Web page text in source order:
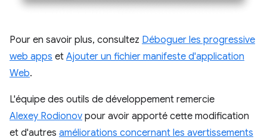
Pour en savoir plus, consultez Déboguer les progressive
web apps et Ajouter un fichier manifeste d'application
Web.
L'équipe des outils de développement remercie
Alexey Rodionov pour avoir apporté cette modification
et d'autres améliorations concernant les avertissements